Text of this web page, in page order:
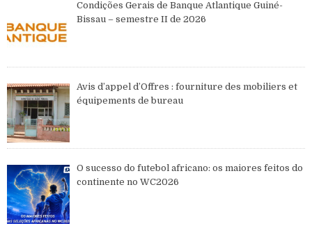
Condições Gerais de Banque Atlantique Guiné-
Bissau – semestre II de 2026
Avis d’appel d’Offres : fourniture des mobiliers et
équipements de bureau
O sucesso do futebol africano: os maiores feitos do
continente no WC2026